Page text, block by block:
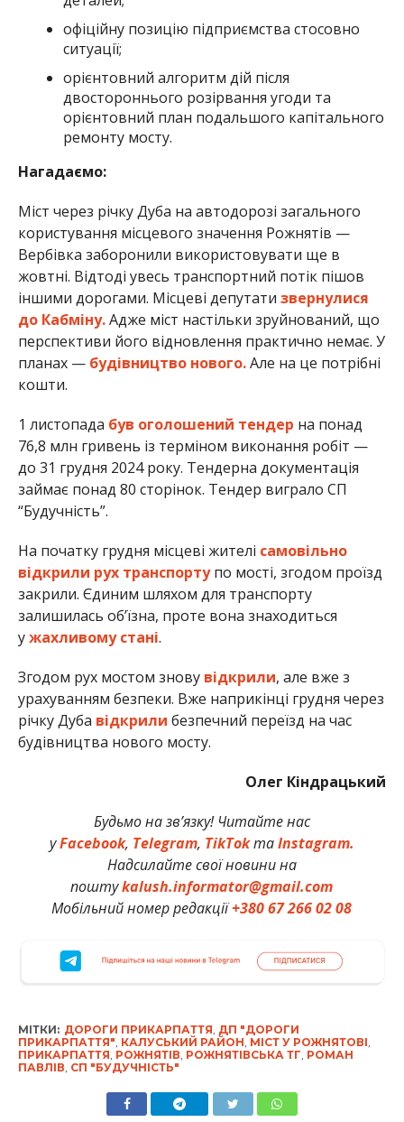
офіційну позицію підприємства стосовно
ситуації;
орієнтовний алгоритм дій після
двостороннього розірвання угоди та
орієнтовний план подальшого капітального
ремонту мосту.
Нагадаємо:
Міст через річку Дуба на автодорозі загального
користування місцевого значення Рожнятів —
Вербівка заборонили використовувати ще в
жовтні. Відтоді увесь транспортний потік пішов
іншими дорогами. Місцеві депутати звернулися
до Кабміну.Адже міст настільки зруйнований, що
перспективи його відновлення практично немає. У
планах — будівництво нового.Але на це потрібні
кошти.
1 листопада був оголошений тендер на понад
76,8 млн гривень із терміном виконання робіт —
до 31 грудня 2024 року. Тендерна документація
займає понад 80 сторінок. Тендер виграло СП
“Будучність”.
На початку грудня місцеві жителі самовільно
відкрили рух транспортупо мості, згодом проїзд
закрили. Єдиним шляхом для транспорту
залишилась обʼїзна, проте вона знаходиться
ужахливому стані.
Згодом рух мостом знову відкрили, але вже з
урахуванням безпеки. Вже наприкінці грудня через
річку Дуба відкрили безпечний переїзд на час
будівництва нового мосту.
Олег Кіндрацький
Будьмо на зв’язку! Читайте нас
уFacebook, Telegram, TikTokтаInstagram.
Надсилайте свої новини на
поштуkalush.informator@gmail.com
Мобільний номер редакції+380 67 266 02 08
МІТКИ: ДОРОГИ ПРИКАРПАТТЯ, ДП "ДОРОГИ
ПРИКАРПАТТЯ", КАЛУСЬКИЙ РАЙОН, МІСТ У РОЖНЯТОВІ,
ПРИКАРПАТТЯ, РОЖНЯТІВ, РОЖНЯТІВСЬКА ТГ, РОМАН
ПАВЛІВ, СП "БУДУЧНІСТЬ"